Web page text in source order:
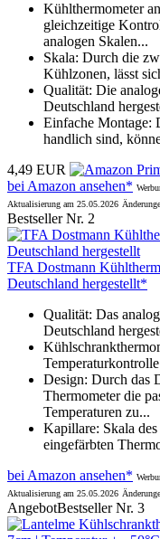
Kühlthermometer
gleichzeitige
analogen Skalen...
Skala: Durch die
Kühlzonen, lässt
Qualität: Die
Deutschland
Einfache Montage:
handlich sind,
4,49 EUR
bei Amazon ansehen*
Aktualisierung am 25.05.2026
Bestseller Nr. 2
TFA Dostmann
Deutschland hergestellt*
Qualität: Das
Deutschland
Design: Durch das
Thermometer die
Temperaturen zu...
Kapillare: Skala
eingefärbten
bei Amazon ansehen*
Aktualisierung am 25.05.2026
AngebotBestseller Nr. 3